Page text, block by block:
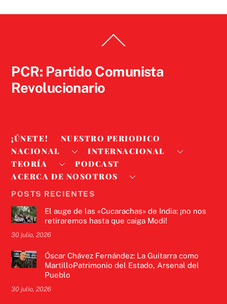
To
PCR: Partido Comunista
Revolucionario
¡ÚNETE!
NUESTRO PERIODICO
NACIONAL
INTERNACIONAL
TEORÍA
PODCAST
ACERCA DE NOSOTROS
POSTS RECIENTES
El auge de las «Cucarachas» de India: ¡no nos
retiraremos hasta que caiga Modi!
30 julio, 2026
Óscar Chávez Fernández: La Guitarra como
MartilloPatrimonio del Estado, Arsenal del
Pueblo
30 julio, 2026